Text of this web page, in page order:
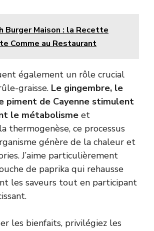
Burger Maison : la Recette
Comme au Restaurant
également un rôle crucial
graisse. Le gingembre, le
piment de Cayenne stimulent
le métabolisme et
thermogenèse, ce processus
génère de la chaleur et
J’aime particulièrement
de paprika qui rehausse
les saveurs tout en participant
les bienfaits, privilégiez les